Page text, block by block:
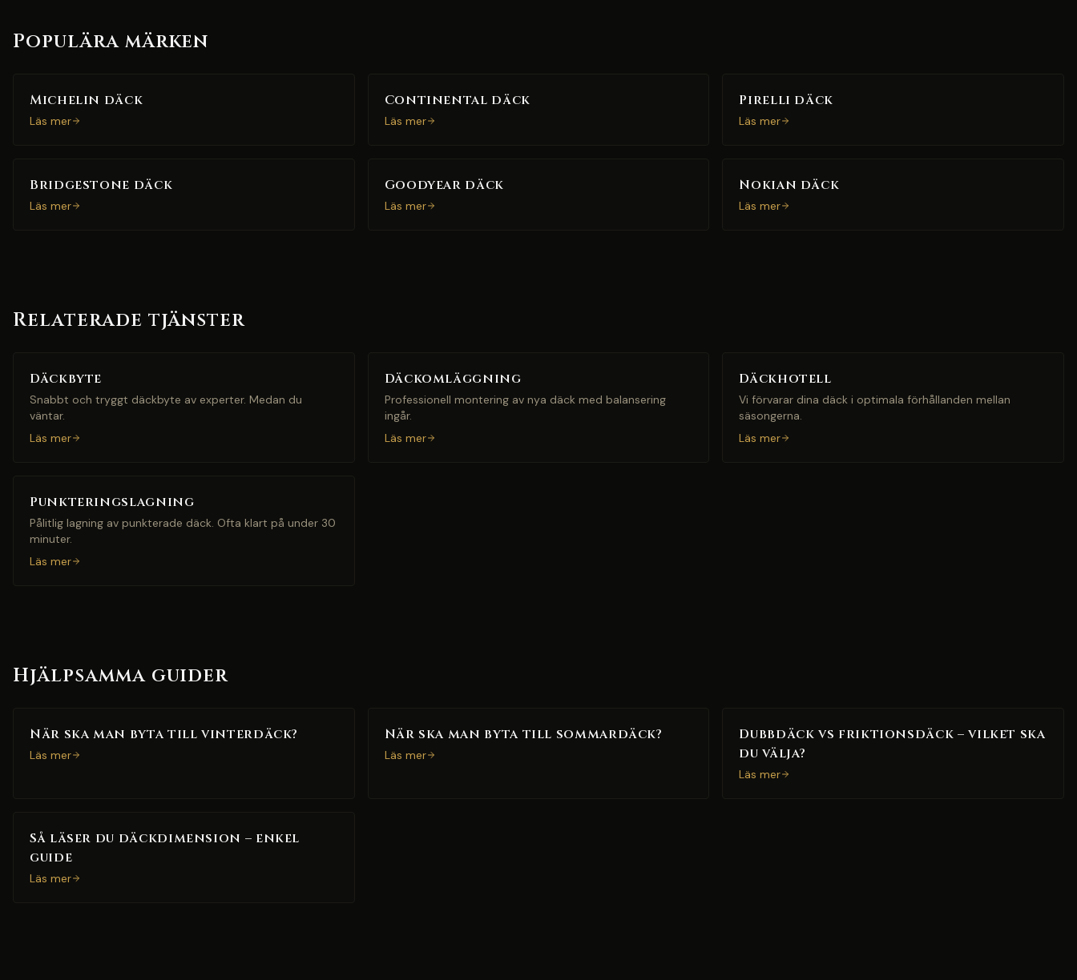
Populära märken
Michelin däck
Läs mer
Continental däck
Läs mer
Pirelli däck
Läs mer
Bridgestone däck
Läs mer
Goodyear däck
Läs mer
Nokian däck
Läs mer
Relaterade tjänster
Däckbyte
Snabbt och tryggt däckbyte av experter. Medan du
väntar.
Läs mer
Däckomläggning
Professionell montering av nya däck med balansering
ingår.
Läs mer
Däckhotell
Vi förvarar dina däck i optimala förhållanden mellan
säsongerna.
Läs mer
Punkteringslagning
Pålitlig lagning av punkterade däck. Ofta klart på under 30
minuter.
Läs mer
Hjälpsamma guider
När ska man byta till vinterdäck?
Läs mer
När ska man byta till sommardäck?
Läs mer
Dubbdäck vs friktionsdäck – vilket ska
du välja?
Läs mer
Så läser du däckdimension – enkel
guide
Läs mer